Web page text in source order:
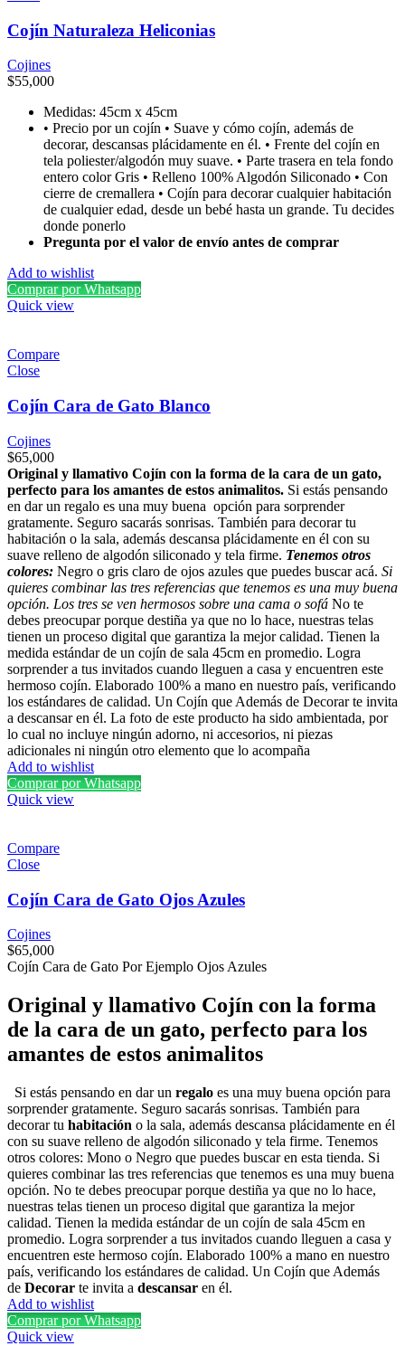
Cojín Naturaleza Heliconias
Cojines
$55,000
Medidas: 45cm x 45cm
• Precio por un cojín • Suave y cómo cojín, además de
decorar, descansas plácidamente en él. • Frente del cojín en
tela poliester/algodón muy suave. • Parte trasera en tela fondo
entero color Gris • Relleno 100% Algodón Siliconado • Con
cierre de cremallera • Cojín para decorar cualquier habitación
de cualquier edad, desde un bebé hasta un grande. Tu decides
donde ponerlo
Pregunta por el valor de envío antes de comprar
Add to wishlist
Comprar por Whatsapp
Quick view
Compare
Close
Cojín Cara de Gato Blanco
Cojines
$65,000
Original y llamativo Cojín con la forma de la cara de un gato,
perfecto para los amantes de estos animalitos. Si estás pensando
en dar un regalo es una muy buena opción para sorprender
gratamente. Seguro sacarás sonrisas. También para decorar tu
habitación o la sala, además descansa plácidamente en él con su
suave relleno de algodón siliconado y tela firme. Tenemos otros
colores: Negro o gris claro de ojos azules que puedes buscar acá. Si
quieres combinar las tres referencias que tenemos es una muy buena
opción. Los tres se ven hermosos sobre una cama o sofá No te
debes preocupar porque destiña ya que no lo hace, nuestras telas
tienen un proceso digital que garantiza la mejor calidad. Tienen la
medida estándar de un cojín de sala 45cm en promedio. Logra
sorprender a tus invitados cuando lleguen a casa y encuentren este
hermoso cojín. Elaborado 100% a mano en nuestro país, verificando
los estándares de calidad. Un Cojín que Además de Decorar te invita
a descansar en él. La foto de este producto ha sido ambientada, por
lo cual no incluye ningún adorno, ni accesorios, ni piezas
adicionales ni ningún otro elemento que lo acompaña
Add to wishlist
Comprar por Whatsapp
Quick view
Compare
Close
Cojín Cara de Gato Ojos Azules
Cojines
$65,000
Cojín Cara de Gato Por Ejemplo Ojos Azules
Original y llamativo Cojín con la forma
de la cara de un gato, perfecto para los
amantes de estos animalitos
Si estás pensando en dar un regalo es una muy buena opción para
sorprender gratamente. Seguro sacarás sonrisas. También para
decorar tu habitación o la sala, además descansa plácidamente en él
con su suave relleno de algodón siliconado y tela firme. Tenemos
otros colores: Mono o Negro que puedes buscar en esta tienda. Si
quieres combinar las tres referencias que tenemos es una muy buena
opción. No te debes preocupar porque destiña ya que no lo hace,
nuestras telas tienen un proceso digital que garantiza la mejor
calidad. Tienen la medida estándar de un cojín de sala 45cm en
promedio. Logra sorprender a tus invitados cuando lleguen a casa y
encuentren este hermoso cojín. Elaborado 100% a mano en nuestro
país, verificando los estándares de calidad. Un Cojín que Además
de Decorar te invita a descansar en él.
Add to wishlist
Comprar por Whatsapp
Quick view